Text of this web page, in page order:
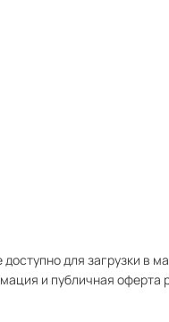
для загрузки в
и публичная